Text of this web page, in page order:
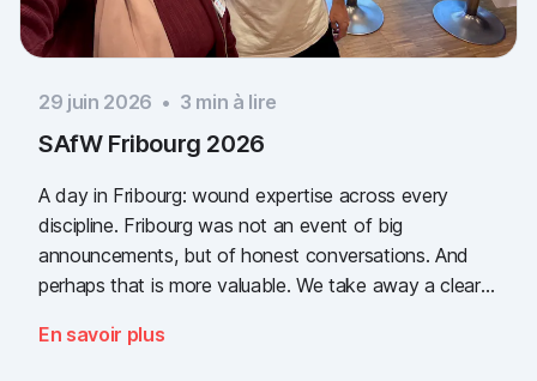
29 juin 2026 • 3 min à lire
SAfW Fribourg 2026
A day in Fribourg: wound expertise across every
discipline. Fribourg was not an event of big
announcements, but of honest conversations. And
perhaps that is more valuable. We take away a clear
documentation is there, across every sector. Thank
En savoir plus